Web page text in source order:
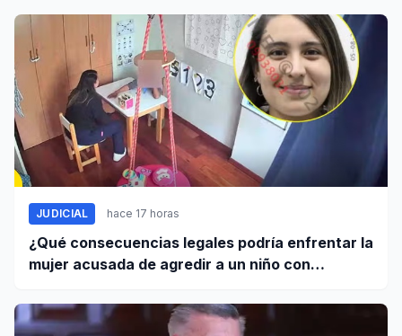
JUDICIAL hace 17 horas
¿Qué consecuencias legales podría enfrentar la
mujer acusada de agredir a un niño con